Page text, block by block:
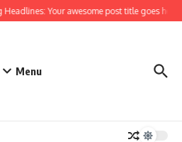
Your awesome post title goes here
Menu